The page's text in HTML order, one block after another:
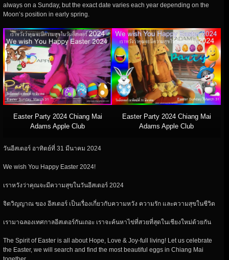
always on a Sunday, but the exact date varies each year depending on the
Moon’s position in early spring.
Easter Party 2024 Chiang Mai
Adams Apple Club
Easter Party 2024 Chiang Mai
Adams Apple Club
วันอีสเตอร์ อาทิตย์ที่ 31 มีนาคม 2024
We wish You Happy Easter 2024!
เราหวังว่าคุณจะมีความสุขในวันอีสเตอร์ 2024
จิตวิญญาณ ของ อีสเตอร์ เป็นเรื่องเกี่ยวกับความหวัง ความรัก และความสุขในชีวิต
เรามาฉลองเทศกาลอีสเตอร์กันเถอะ เราจะค้นหาไข่ที่สวยที่สุดในเชียงใหม่ด้วยกัน
The Spirit of Easter is all about Hope, Love & Joy-full living! Let us celebrate
the Easter, we will search and find the most beautiful eggs in Chiang Mai